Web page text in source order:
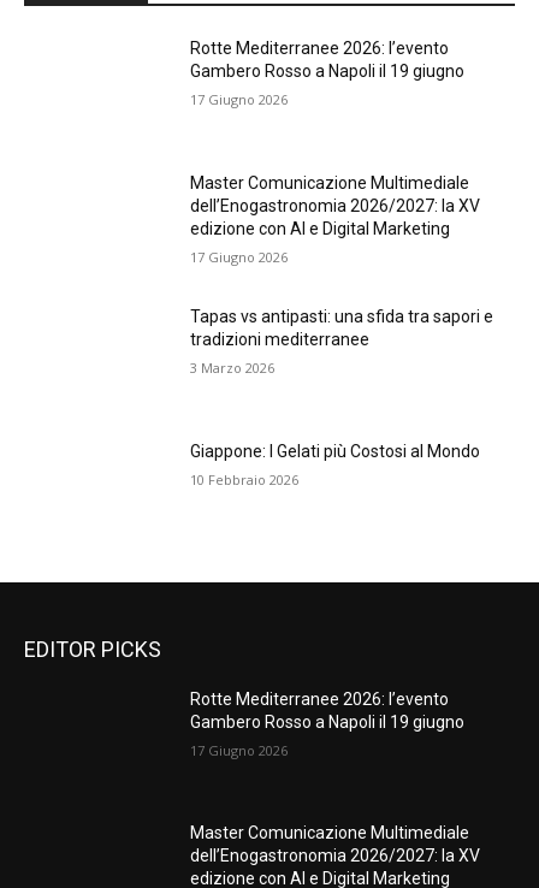
Rotte Mediterranee 2026: l’evento
Gambero Rosso a Napoli il 19 giugno
17 Giugno 2026
Master Comunicazione Multimediale
dell’Enogastronomia 2026/2027: la XV
edizione con AI e Digital Marketing
17 Giugno 2026
Tapas vs antipasti: una sfida tra sapori e
tradizioni mediterranee
3 Marzo 2026
Giappone: I Gelati più Costosi al Mondo
10 Febbraio 2026
EDITOR PICKS
Rotte Mediterranee 2026: l’evento
Gambero Rosso a Napoli il 19 giugno
17 Giugno 2026
Master Comunicazione Multimediale
dell’Enogastronomia 2026/2027: la XV
edizione con AI e Digital Marketing